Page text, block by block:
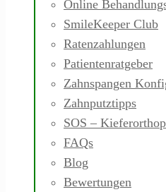
Online
SmileKeeper Club
Ratenzahlungen
Patientenratgeber
Zahnspangen
Zahnputztipps
SOS –
FAQs
Blog
Bewertungen